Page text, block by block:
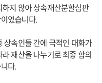
지 않아 상속재산분할심판
었습니다.
상속인들 간에 극적인 대화가
재산을 나누기로 최종 합의
다.